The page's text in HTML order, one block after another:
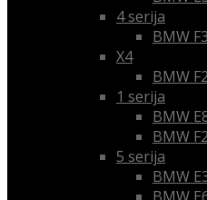
4 serija
BMW
X4
BMW
1 serija
BMW
BMW
5 serija
BMW